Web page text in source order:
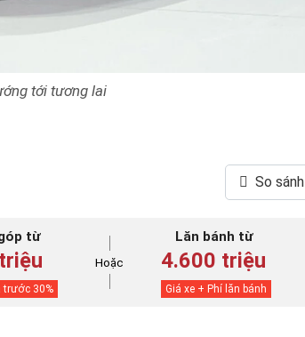
tới tương lai
So sánh
từ
trước 30%
Hoặc
Lăn bánh từ
4.600 triệu
Giá xe + Phí lăn bánh